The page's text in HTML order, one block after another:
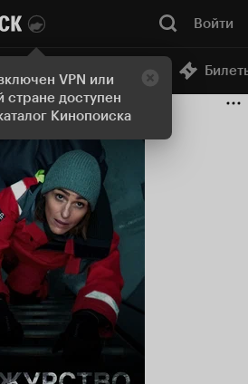
VPN или
стране доступен
Кинопоиска
Войти
Онлайн-кинотеатр